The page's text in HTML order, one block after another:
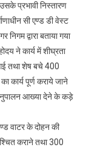
प्रभावी निस्तारण
सी एण्ड डी वेस्ट
निगम द्वारा बताया गया
ने कार्य में शीघ्रता
गई तथा शेष बचे 400
कार्य पूर्ण कराये जाने
अनुपालन आख्या देने के कड़े
वाटर के दोहन की
कराने तथा 300